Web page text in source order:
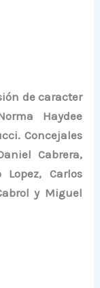
de caracter
Haydee
Concejales
Cabrera,
Lopez, Carlos
y Miguel